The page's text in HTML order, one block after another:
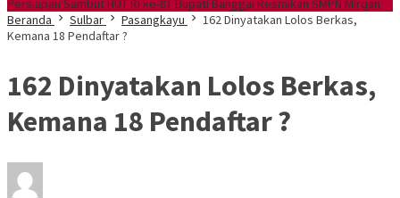
Persiapan Sambut HUT RI ke-81 Bupati Banggai Resmikan SMPN Mirqan
Beranda
Sulbar Pasangkayu
162 Dinyatakan Lolos Berkas,
Kemana 18 Pendaftar ?
162 Dinyatakan Lolos Berkas,
Kemana 18 Pendaftar ?